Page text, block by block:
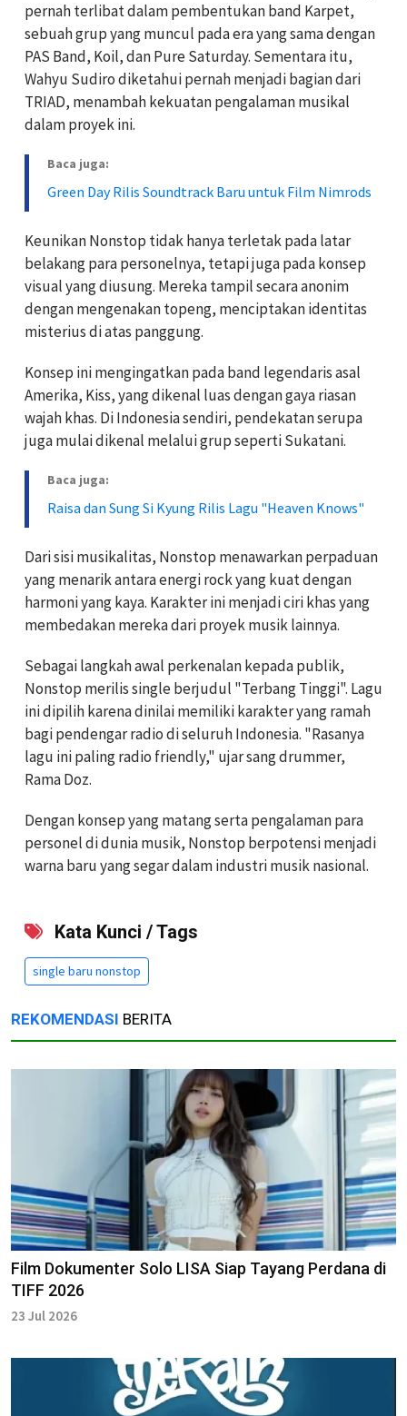
pernah terlibat dalam pembentukan band Karpet,
sebuah grup yang muncul pada era yang sama dengan
PAS Band, Koil, dan Pure Saturday. Sementara itu,
Wahyu Sudiro diketahui pernah menjadi bagian dari
TRIAD, menambah kekuatan pengalaman musikal
dalam proyek ini.
Baca juga:
Green Day Rilis Soundtrack Baru untuk Film Nimrods
Keunikan Nonstop tidak hanya terletak pada latar
belakang para personelnya, tetapi juga pada konsep
visual yang diusung. Mereka tampil secara anonim
dengan mengenakan topeng, menciptakan identitas
misterius di atas panggung.
Konsep ini mengingatkan pada band legendaris asal
Amerika, Kiss, yang dikenal luas dengan gaya riasan
wajah khas. Di Indonesia sendiri, pendekatan serupa
juga mulai dikenal melalui grup seperti Sukatani.
Baca juga:
Raisa dan Sung Si Kyung Rilis Lagu "Heaven Knows"
Dari sisi musikalitas, Nonstop menawarkan perpaduan
yang menarik antara energi rock yang kuat dengan
harmoni yang kaya. Karakter ini menjadi ciri khas yang
membedakan mereka dari proyek musik lainnya.
Sebagai langkah awal perkenalan kepada publik,
Nonstop merilis single berjudul "Terbang Tinggi". Lagu
ini dipilih karena dinilai memiliki karakter yang ramah
bagi pendengar radio di seluruh Indonesia. "Rasanya
lagu ini paling radio friendly," ujar sang drummer,
Rama Doz.
Dengan konsep yang matang serta pengalaman para
personel di dunia musik, Nonstop berpotensi menjadi
warna baru yang segar dalam industri musik nasional.
Kata Kunci / Tags
single baru nonstop
REKOMENDASI BERITA
Film Dokumenter Solo LISA Siap Tayang Perdana di
TIFF 2026
23 Jul 2026